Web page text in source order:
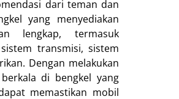
dari teman dan
yang menyediakan
lengkap, termasuk
transmisi, sistem
Dengan melakukan
di bengkel yang
memastikan mobil